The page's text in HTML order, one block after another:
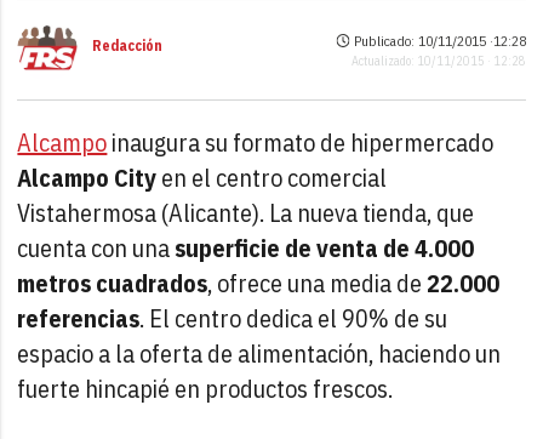
Redacción Publicado: 10/11/2015 ·12:28
Actualizado: 10/11/2015 · 12:28
Alcampoinaugura su formato de hipermercado
Alcampo Cityen el centro comercial
Vistahermosa (Alicante). La nueva tienda, que
cuenta con unasuperficie de venta de 4.000
metros cuadrados, ofrece una media de22.000
referencias. El centro dedica el 90% de su
espacio a la oferta de alimentación, haciendo un
fuerte hincapié en productos frescos.